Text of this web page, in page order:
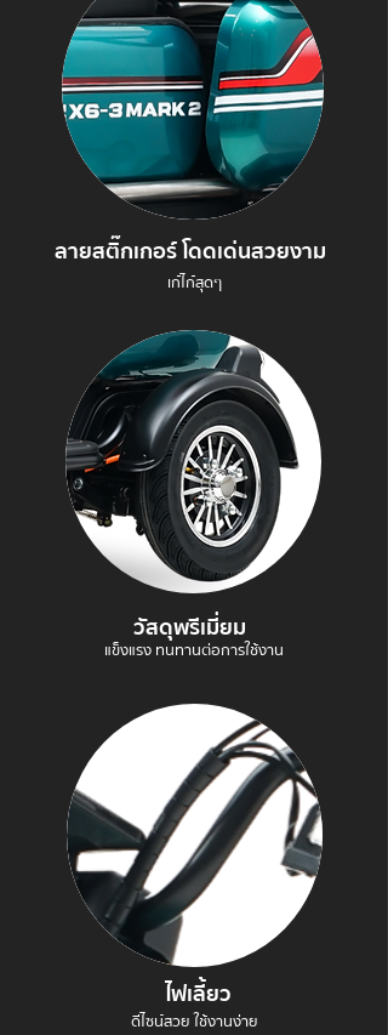
ลายสติ๊กเกอร์ โดดเด่นสวยงาม
เก๋ไก๋สุดๆ
วัสดุพรีเมี่ยม
แข็งแรง ทนทานต่อการใช้งาน
ไฟเลี้ยว
ดีไซน์สวย ใช้งานง่าย